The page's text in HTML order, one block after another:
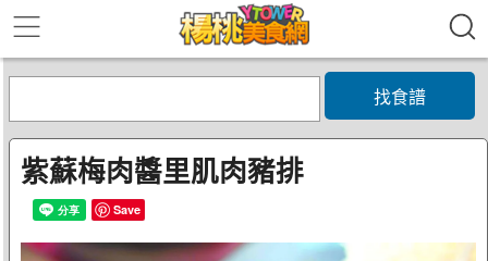
找食譜
紫蘇梅肉醬里肌肉豬排
Save